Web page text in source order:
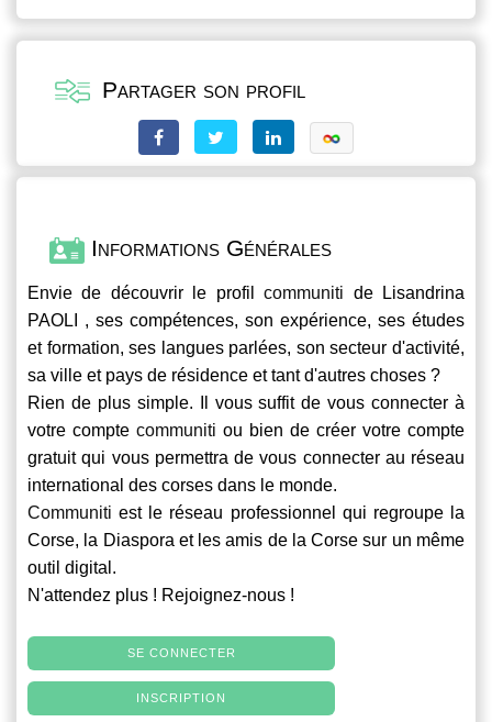
Partager son profil
Informations Générales
Envie de découvrir le profilcommuniti de Lisandrina
PAOLI , ses compétences, son expérience, ses études
et formation, ses langues parlées, son secteur d'activité,
sa ville et pays de résidence et tant d'autres choses ?
Rien de plus simple. Il vous suffit de vous connecter à
votre compte communiti ou bien de créer votre compte
gratuit qui vous permettra de vous connecter au réseau
international des corses dans le monde.
Communiti est le réseau professionnel qui regroupe la
Corse, la Diaspora et les amis de la Corse sur un même
outil digital.
N'attendez plus ! Rejoignez-nous !
SE CONNECTER
INSCRIPTION